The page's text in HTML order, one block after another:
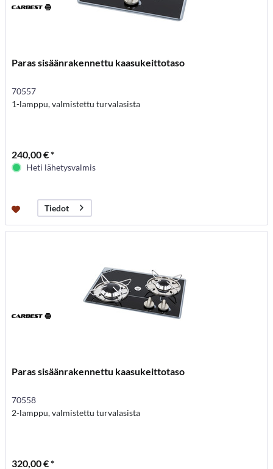
Paras sisäänrakennettu kaasukeittotaso
70557
1-lamppu, valmistettu turvalasista
240,00 € *
Heti lähetysvalmis
Tiedot
Paras sisäänrakennettu kaasukeittotaso
70558
2-lamppu, valmistettu turvalasista
320,00 € *